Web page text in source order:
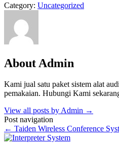
Category: Uncategorized
About Admin
Kami jual satu paket sistem alat
pemakaian. Hubungi Kami
View all posts by Admin →
Post navigation
← Taiden Wireless Conference